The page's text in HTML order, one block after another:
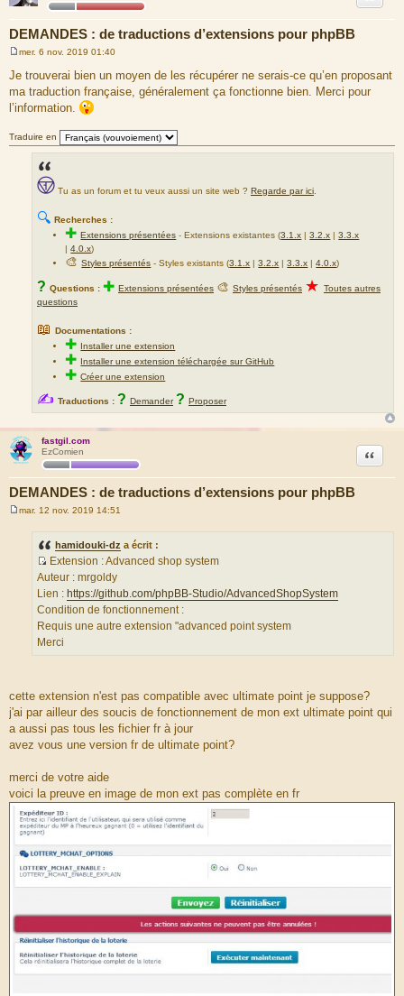
e
DEMANDES : de traductions d’extensions pour phpBB
s
s
g
mer. 6 nov. 2019 01:40
Je trouverai bien un moyen de les récupérer ne serais-ce qu’en proposant
ma traduction française, généralement ça fonctionne bien. Merci pour
l’information.
Traduire en
Tu as un forum et tu veux aussi un site web ? Regarde par ici
🔍 Recherches :
✚Extensions présentées -Extensions existantes (3.1.x |3.2.x |3.3.x
|4.0.x)
🎨Styles présentés - Styles existants (3.1.x |3.2.x |3.3.x |4.0.x)
? Questions : ✚ Extensions présentées 🎨 Styles présentés ★ Toutes autres
questions
📖 Documentations :
✚ Installer une extension
✚ Installer une extension téléchargée sur GitHub
✚Créer une extension
✍ Traductions : ? Demander ? Proposer
fastgil.com
EzComien
DEMANDES : de traductions d’extensions pour phpBB
Citation
mar. 12 nov. 2019 14:51
hamidouki-dz a écrit :
S
o
u
r
c
m
e
s
s
g
e
Extension : Advanced shop system
Auteur : mrgoldy
Lien : https://github.com/phpBB-Studio/AdvancedShopSystem
Condition de fonctionnement :
Requis une autre extension "advanced point system
Merci
cette extension n'est pas compatible avec ultimate point je suppose?
j'ai par ailleur des soucis de fonctionnement de mon ext ultimate point qui
a aussi pas tous les fichier fr à jour
avez vous une version fr de ultimate point?
merci de votre aide
voici la preuve en image de mon ext pas complète en fr